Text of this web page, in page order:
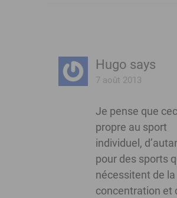
Hugo says
7 août 2013
Je pense que
propre au sport
individuel,
pour des sports
nécessitent de la
concentration et